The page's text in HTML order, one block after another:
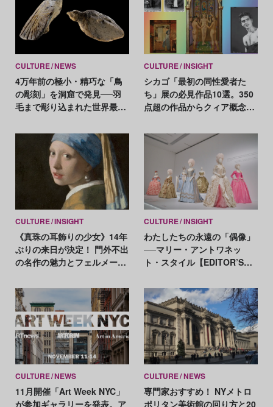
CULTURE NEWS
4万年前の極小・精巧な「鳥
の彫刻」を洞窟で発見──羽
毛まで彫り込まれた世界最古
CULTURE INSIGHT
シカゴ「最初の同性愛者た
ち」展の必見作品10選。350
点超の作品からクィア概念を
CULTURE INSIGHT
《真珠の耳飾りの少女》14年
ぶりの来日が決定！ 門外不出
の名作の魅力とフェルメール
CULTURE INSIGHT
わたしたちの永遠の「偶像」
──マリー・アントワネッ
ト・スタイル【EDITOR’S
CULTURE NEWS
11月開催「Art Week NYC」
が参加ギャラリーを発表。ア
CULTURE NEWS
専門家おすすめ！ NYメトロ
ポリタン美術館の回り方と20